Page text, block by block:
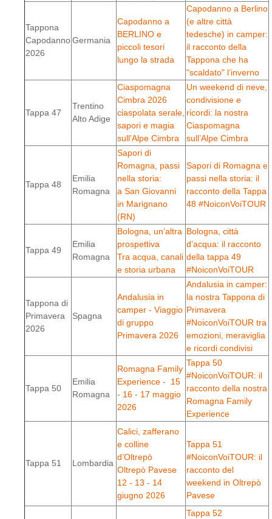
Tappona
Capodanno
2026
Germania
Capodanno a
BERLINO e
piccoli tesori
lungo la strada
Capodanno a Berlino
(e altre città
tedesche) in camper:
il racconto della
Tappona che ha
"scaldato" l’inverno
Tappa 47
Trentino
Alto Adige
Ciaspomagna
Cimbra 2026
ciaspolata serale,
sapori e magia
sull’Alpe Cimbra
Un weekend di neve,
condivisione e
ricordi: la nostra
Ciaspomagna
sull’Alpe Cimbra
Tappa 48
Emilia
Romagna
Sapori di
Romagna, passi
nella storia:
a San Giovanni
in Marignano
(RN)
Sapori di Romagna e
passi nella storia: il
racconto della Tappa
48 #NoiconVoiTOUR
Tappa 49
Emilia
Romagna
Bologna, un’altra
prospettiva
Tra acqua, canali
e storia urbana
Bologna, città
d’acqua: il racconto
della tappa 49
#NoiconVoiTOUR
Tappona di
Primavera
2026
Spagna
Andalusia in
camper - Viaggio
di gruppo
Primavera 2026
Andalusia in camper:
la nostra Tappona di
Primavera
#NoiconVoiTOUR tra
emozioni, meraviglia
e ricordi condivisi
Tappa 50
Emilia
Romagna
Romagna Family
Experience - 15
- 16 - 17 maggio
2026
Tappa 50
#NoiconVoiTOUR: il
racconto della nostra
Romagna Family
Experience
Tappa 51 Lombardia
Calici, zafferano
e colline
d’Oltrepò
Oltrepò Pavese
12 - 13 - 14
giugno 2026
Tappa 51
#NoiconVoiTOUR: il
racconto del
weekend in Oltrepò
Pavese
Tappa 52